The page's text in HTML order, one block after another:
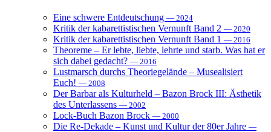
Eine schwere Entdeutschung — 2024
Kritik der kabarettistischen Vernunft Band 2 — 2020
Kritik der kabarettistischen Vernunft Band 1 — 2016
Theoreme – Er lebte, liebte, lehrte und starb. Was hat er
sich dabei gedacht? — 2016
Lustmarsch durchs Theoriegelände – Musealisiert
Euch! — 2008
Der Barbar als Kulturheld – Bazon Brock III: Ästhetik
des Unterlassens — 2002
Lock-Buch Bazon Brock — 2000
Die Re-Dekade – Kunst und Kultur der 80er Jahre —